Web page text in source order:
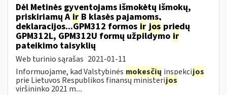
Dėl Metinės gyventojams išmokėtų išmokų,
priskiriamų A ir B klasės pajamoms,
deklaracijos...GPM312 formos ir jos priedų
GPM312L, GPM312U formų užpildymo ir
pateikimo taisyklių
Web turinio sąrašas 2021-01-11
Informuojame, kad Valstybinės mokesčių inspekcijos
prie Lietuvos Respublikos finansų ministerijos
viršininko 2021 m....